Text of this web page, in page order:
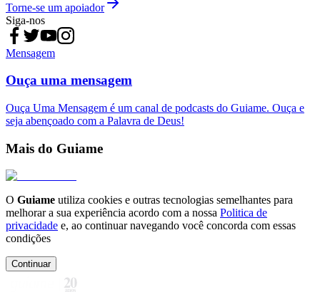
Torne-se um apoiador
Siga-nos
Mensagem
Ouça uma mensagem
Ouça Uma Mensagem é um canal de podcasts do Guiame. Ouça e
seja abençoado com a Palavra de Deus!
Mais do Guiame
O Guiame utiliza cookies e outras tecnologias semelhantes para
melhorar a sua experiência acordo com a nossa Politica de
privacidade e, ao continuar navegando você concorda com essas
condições
Continuar